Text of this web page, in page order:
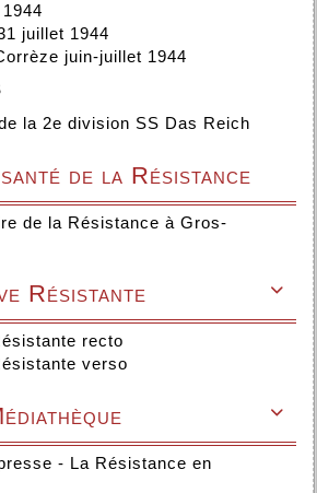
juillet 1944
juin-juillet 1944
la 2e division SS Das Reich
de la Résistance
de la Résistance à Gros-

Résistante
recto
verso

- La Résistance en